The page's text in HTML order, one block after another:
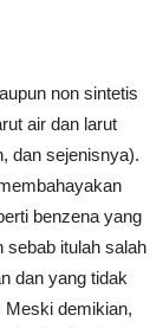
non sintetis
air dan larut
dan sejenisnya).
benzena yang
sebab itulah salah
dan yang tidak
Meski demikian,